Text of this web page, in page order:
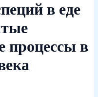
в еде
процессы в